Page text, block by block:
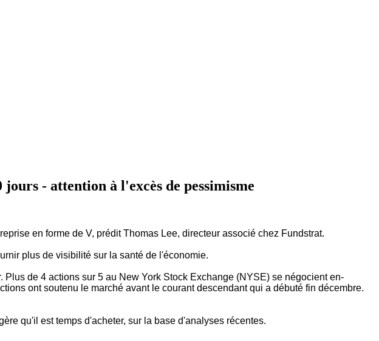
jours - attention à l'excès de pessimisme
en forme de V, prédit Thomas Lee, directeur associé chez Fundstrat.
plus de visibilité sur la santé de l'économie.
de 4 actions sur 5 au New York Stock Exchange (NYSE) se négocient en-
ont soutenu le marché avant le courant descendant qui a débuté fin décembre.
qu'il est temps d'acheter, sur la base d'analyses récentes.